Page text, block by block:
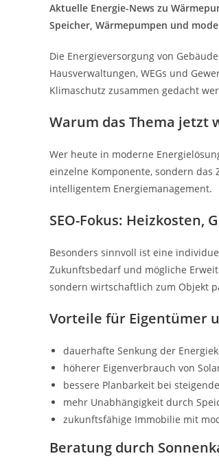
Aktuelle Energie-News zu
Speicher, Wärmepumpen und
Die Energieversorgung von
Hausverwaltungen, WEGs und
Klimaschutz zusammen gedacht
Warum das Thema jetzt
Wer heute in moderne
einzelne Komponente, sondern das
intelligentem Energiemanagement.
SEO-Fokus: Heizkosten,
Besonders sinnvoll ist eine
Zukunftsbedarf und mögliche
sondern wirtschaftlich zum Objekt
Vorteile für Eigentümer
dauerhafte Senkung der
höherer Eigenverbrauch von
bessere Planbarkeit bei
mehr Unabhängigkeit durch
zukunftsfähige Immobilie mit
Beratung durch